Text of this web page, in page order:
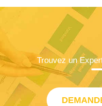
Trouvez un